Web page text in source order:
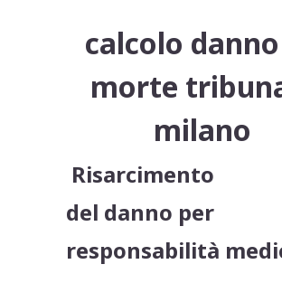
calcolo
morte
milano
Risarcimento
del danno per
responsabilità